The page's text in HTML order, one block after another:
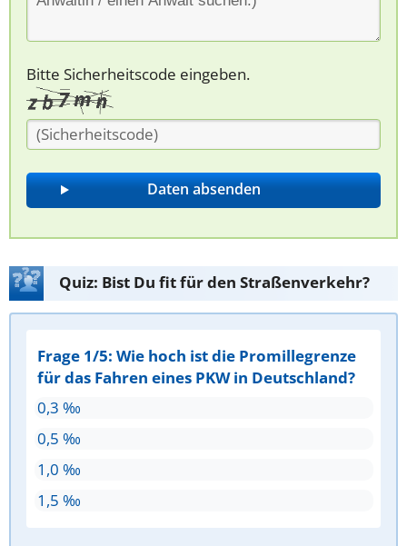
Bitte Sicherheitscode eingeben.
Quiz: Bist Du fit für den Straßenverkehr?
Frage 1/5: Wie hoch ist die Promillegrenze
für das Fahren eines PKW in Deutschland?
0,3 ‰
0,5 ‰
1,0 ‰
1,5 ‰